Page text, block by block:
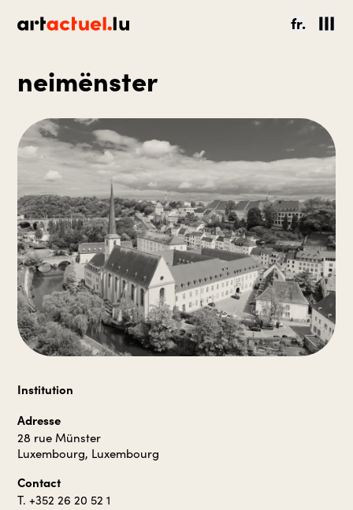
fr.
neimënster
Institution
Adresse
28 rue Münster
Luxembourg, Luxembourg
Contact
T. +352 26 20 52 1